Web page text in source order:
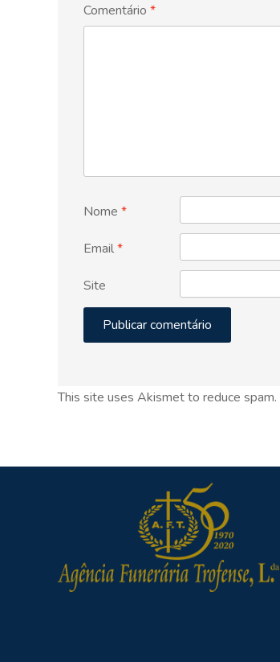
Comentário *
Nome *
Email*
Site
This site uses Akismet to reduce spam.